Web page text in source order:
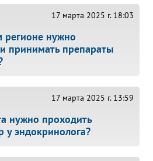
17 марта 2025 г. 18:03
нужно
принимать препараты
17 марта 2025 г. 13:59
нужно проходить
у эндокринолога?